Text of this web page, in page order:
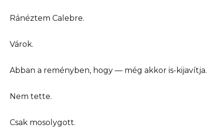
Ránéztem Calebre.
Várok.
Abban a reményben, hogy — még akkor is-kijavítja.
Nem tette.
Csak mosolygott.